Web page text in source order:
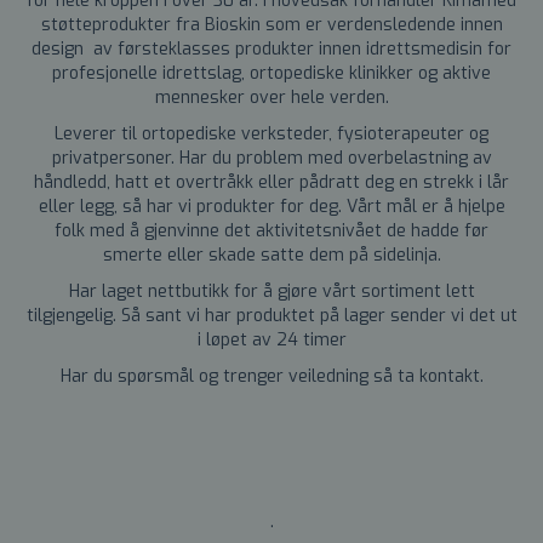
støtteprodukter fra Bioskin som er verdensledende innen
design av førsteklasses produkter innen idrettsmedisin for
profesjonelle idrettslag, ortopediske klinikker og aktive
mennesker over hele verden.
Leverer til ortopediske verksteder, fysioterapeuter og
privatpersoner. Har du problem med overbelastning av
håndledd, hatt et overtråkk eller pådratt deg en strekk i lår
eller legg, så har vi produkter for deg. Vårt mål er å hjelpe
folk med å gjenvinne det aktivitetsnivået de hadde før
smerte eller skade satte dem på sidelinja.
Har laget nettbutikk for å gjøre vårt sortiment lett
tilgjengelig. Så sant vi har produktet på lager sender vi det ut
i løpet av 24 timer
Har du spørsmål og trenger veiledning så ta kontakt.
.